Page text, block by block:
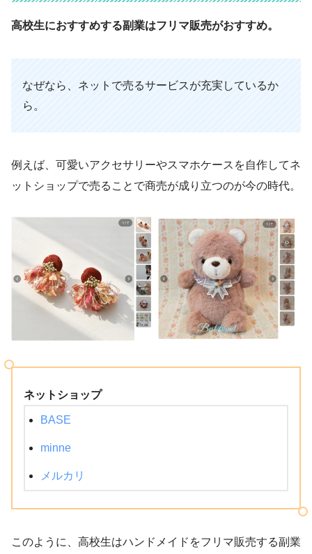
高校生におすすめする副業はフリマ販売がおすすめ。
なぜなら、ネットで売るサービスが充実しているか
ら。
例えば、可愛いアクセサリーやスマホケースを自作してネ
ットショップで売ることで商売が成り立つのが今の時代。
ネットショップ
BASE
minne
メルカリ
このように、高校生はハンドメイドをフリマ販売する副業